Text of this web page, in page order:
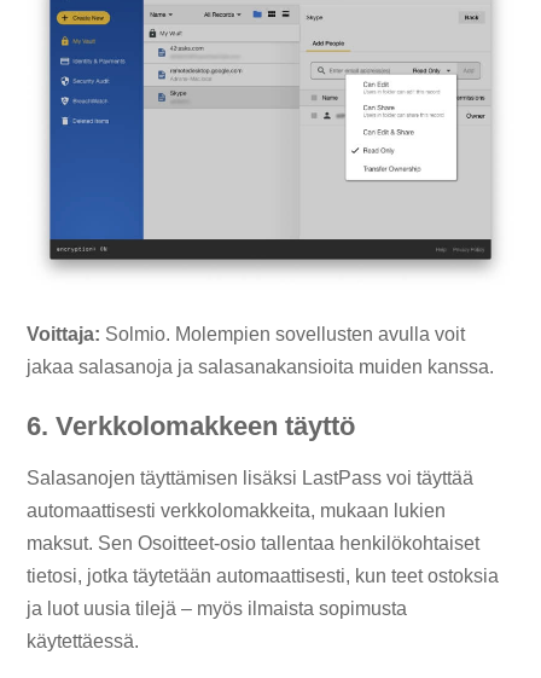
Voittaja: Solmio. Molempien sovellusten avulla voit
jakaa salasanoja ja salasanakansioita muiden kanssa.
6. Verkkolomakkeen täyttö
Salasanojen täyttämisen lisäksi LastPass voi täyttää
automaattisesti verkkolomakkeita, mukaan lukien
maksut. Sen Osoitteet-osio tallentaa henkilökohtaiset
tietosi, jotka täytetään automaattisesti, kun teet ostoksia
ja luot uusia tilejä – myös ilmaista sopimusta
käytettäessä.